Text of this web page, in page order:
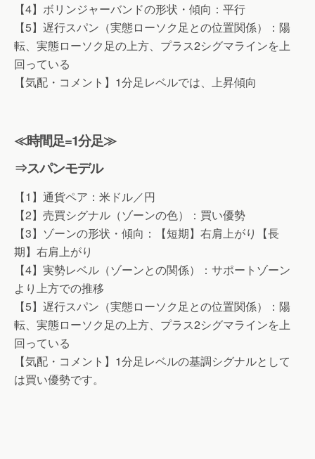
【4】ボリンジャーバンドの形状・傾向：平行
【5】遅行スパン（実態ローソク足との位置関係）：陽
転、実態ローソク足の上方、プラス2シグマラインを上
回っている
【気配・コメント】1分足レベルでは、上昇傾向
≪時間足=1分足≫
⇒スパンモデル
【1】通貨ペア：米ドル／円
【2】売買シグナル（ゾーンの色）：買い優勢
【3】ゾーンの形状・傾向：【短期】右肩上がり【長
期】右肩上がり
【4】実勢レベル（ゾーンとの関係）：サポートゾーン
より上方での推移
【5】遅行スパン（実態ローソク足との位置関係）：陽
転、実態ローソク足の上方、プラス2シグマラインを上
回っている
【気配・コメント】1分足レベルの基調シグナルとして
は買い優勢です。